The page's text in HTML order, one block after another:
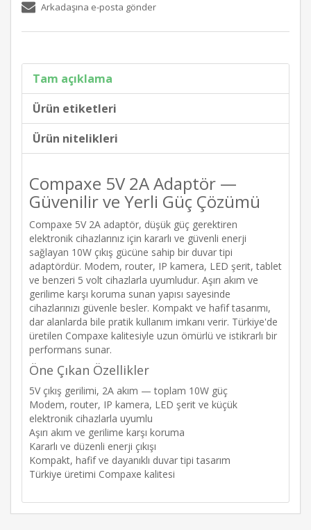
Arkadaşına e-posta gönder
Tam açıklama
Ürün etiketleri
Ürün nitelikleri
Compaxe 5V 2A Adaptör —
Güvenilir ve Yerli Güç Çözümü
Compaxe 5V 2A adaptör, düşük güç gerektiren
elektronik cihazlarınız için kararlı ve güvenli enerji
sağlayan 10W çıkış gücüne sahip bir duvar tipi
adaptördür. Modem, router, IP kamera, LED şerit, tablet
ve benzeri 5 volt cihazlarla uyumludur. Aşırı akım ve
gerilime karşı koruma sunan yapısı sayesinde
cihazlarınızı güvenle besler. Kompakt ve hafif tasarımı,
dar alanlarda bile pratik kullanım imkanı verir. Türkiye'de
üretilen Compaxe kalitesiyle uzun ömürlü ve istikrarlı bir
performans sunar.
Öne Çıkan Özellikler
5V çıkış gerilimi, 2A akım — toplam 10W güç
Modem, router, IP kamera, LED şerit ve küçük
elektronik cihazlarla uyumlu
Aşırı akım ve gerilime karşı koruma
Kararlı ve düzenli enerji çıkışı
Kompakt, hafif ve dayanıklı duvar tipi tasarım
Türkiye üretimi Compaxe kalitesi